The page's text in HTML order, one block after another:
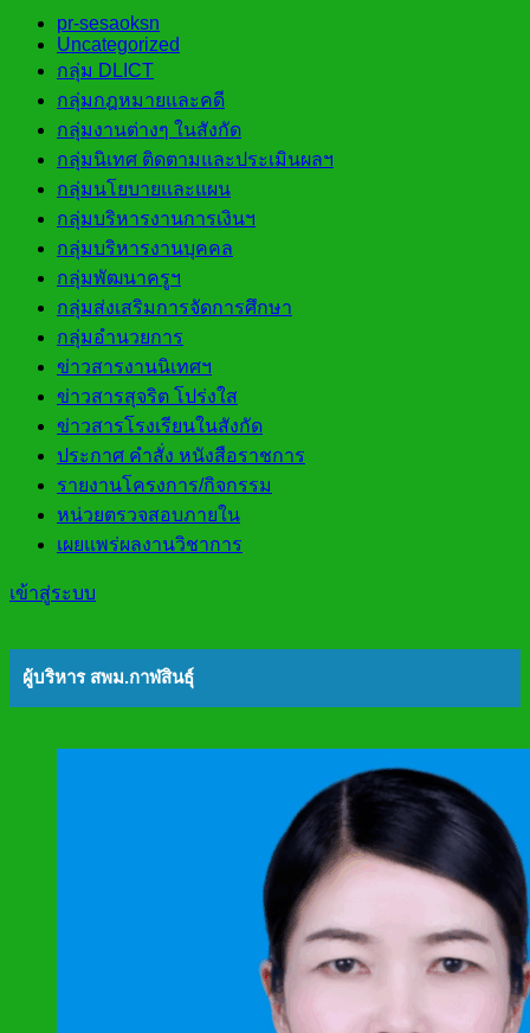
pr-sesaoksn
Uncategorized
กลุ่ม DLICT
กลุ่มกฎหมายและคดี
กลุ่มงานต่างๆ ในสังกัด
กลุ่มนิเทศ ติดตามและประเมินผลฯ
กลุ่มนโยบายและแผน
กลุ่มบริหารงานการเงินฯ
กลุ่มบริหารงานบุคคล
กลุ่มพัฒนาครูฯ
กลุ่มส่งเสริมการจัดการศึกษา
กลุ่มอำนวยการ
ข่าวสารงานนิเทศฯ
ข่าวสารสุจริต โปร่งใส
ข่าวสารโรงเรียนในสังกัด
ประกาศ คำสั่ง หนังสือราชการ
รายงานโครงการ/กิจกรรม
หน่วยตรวจสอบภายใน
เผยแพร่ผลงานวิชาการ
เข้าสู่ระบบ
ผู้บริหาร สพม.กาฬสินธุ์